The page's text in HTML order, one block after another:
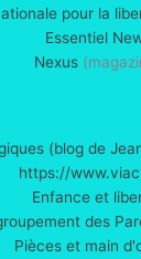
pour la
Essentiel
Nexus
(blog de
https://
Enfance et
des
Pièces et main